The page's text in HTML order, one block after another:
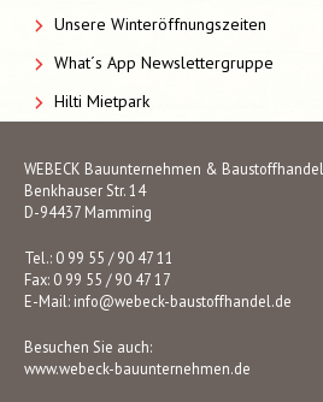
Unsere Winteröffnungszeiten
What´s App Newslettergruppe
Hilti Mietpark
WEBECK Bauunternehmen & Baustoffhandel
Benkhauser Str. 14
D-94437 Mamming
Tel.: 0 99 55 / 90 47 11
Fax: 0 99 55 / 90 47 17
E-Mail: info@webeck-baustoffhandel.de
Besuchen Sie auch:
www.webeck-bauunternehmen.de